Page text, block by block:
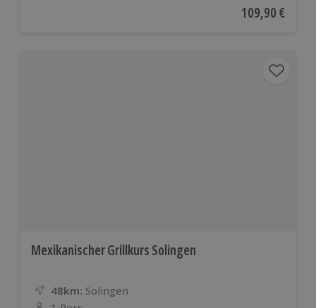
Aktueller Preis
109,90 €
Mexikanischer Grillkurs Solingen
48km: Entfernung
Standort
Solingen